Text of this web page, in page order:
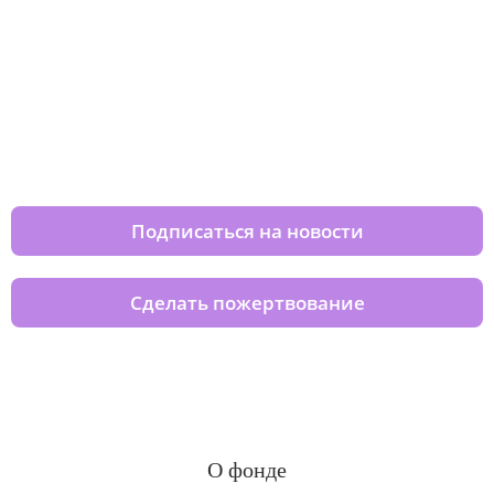
Подписаться на новости
Сделать пожертвование
О фонде